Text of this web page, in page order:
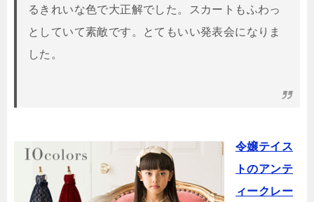
るきれいな色で大正解でした。スカートもふわっ
としていて素敵です。とてもいい発表会になりま
した。
令嬢テイス
トのアンテ
ィークレー